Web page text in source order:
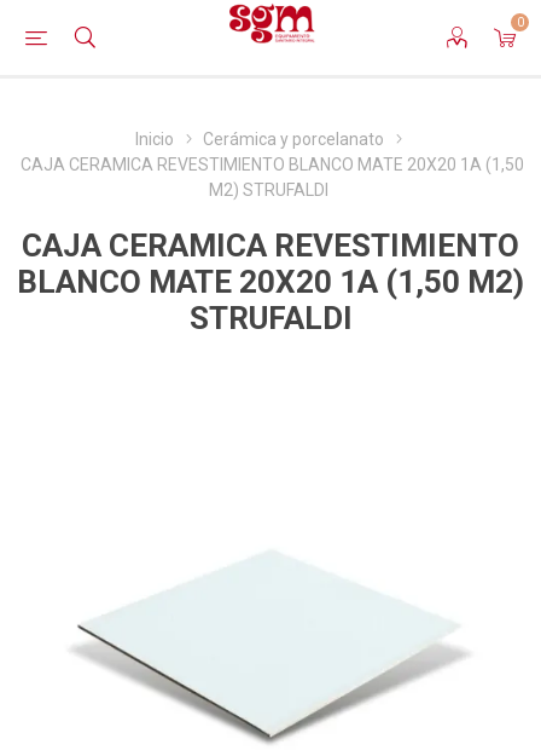
0
Inicio
Cerámica y porcelanato
CAJA CERAMICA REVESTIMIENTO BLANCO MATE 20X20 1A (1,50
M2) STRUFALDI
CAJA CERAMICA REVESTIMIENTO
BLANCO MATE 20X20 1A (1,50 M2)
STRUFALDI